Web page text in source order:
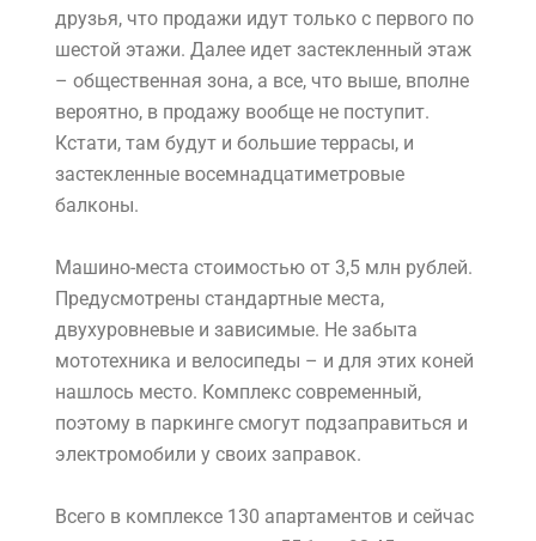
друзья, что продажи идут только с первого по
шестой этажи. Далее идет застекленный этаж
– общественная зона, а все, что выше, вполне
вероятно, в продажу вообще не поступит.
Кстати, там будут и большие террасы, и
застекленные восемнадцатиметровые
балконы.
Машино-места стоимостью от 3,5 млн рублей.
Предусмотрены стандартные места,
двухуровневые и зависимые. Не забыта
мототехника и велосипеды – и для этих коней
нашлось место. Комплекс современный,
поэтому в паркинге смогут подзаправиться и
электромобили у своих заправок.
Всего в комплексе 130 апартаментов и сейчас